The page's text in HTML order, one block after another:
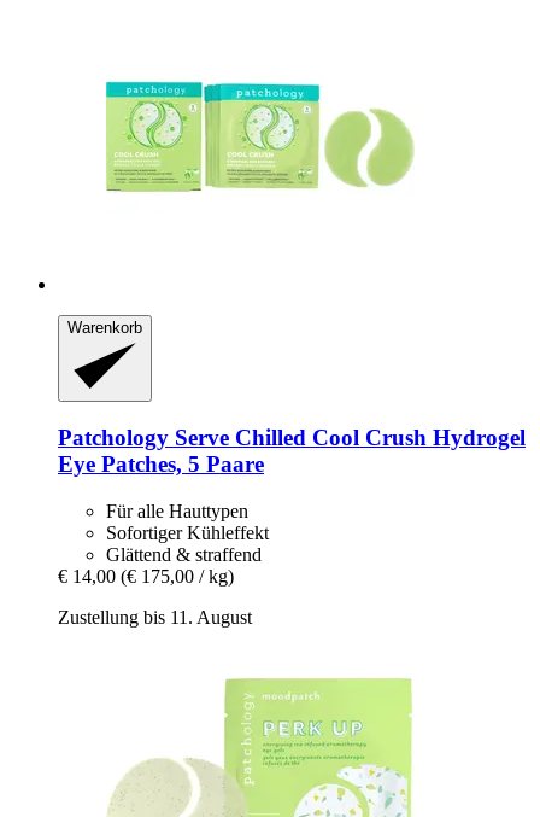
Warenkorb
Patchology Serve Chilled Cool Crush Hydrogel
Eye Patches, 5 Paare
Für alle Hauttypen
Sofortiger Kühleffekt
Glättend & straffend
€ 14,00 (€ 175,00 / kg)
Zustellung bis 11. August